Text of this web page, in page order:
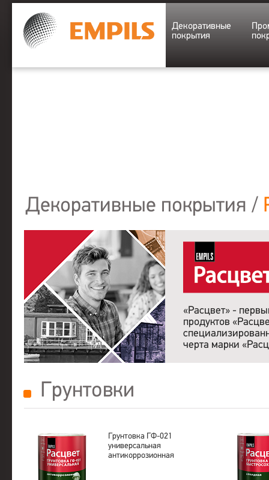
Декоративные
покрытия
Декоративные покрытия /
«Расцвет» -
продуктов
черта марки
Грунтовки
Грунтовка ГФ-021
универсальная
антикоррозионная